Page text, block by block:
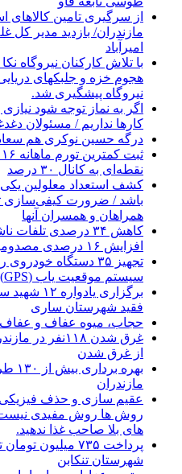
از سرگیری تامین کالاهای
مازندران/ بازدید مدیر کل
امیرآباد
با تلاش کارکنان نیروگاه
هجوم خزه و جلبکهای
نیروگاه پیشگیری شد.
اگر به نماز توجه شود نیازی
کارها نداریم / مسئولان
درگه حسین نوکری هم
نقطه‌ای به کانال ۳۰ درصد
کشف استعداد معلولین یکی
باشد / ضرورت کیفی‌سازی
همراهان و همسران آنها
کاهش ۳۴ درصدی
افزایش ۱۶ درصدی مصدومین حوادث ناشی از کار
تجهیز ۳۵ دستگاه
سیستم موقعیت یاب (GPS) در ساری
برگزاری
فقید شهرستان ساری
حجاب، میوه عفاف و
غرق شدن
از غرق شدن
مازندران
عقیم سازی و حذف
روش ها روش مفیدی نیست
های بلا صاحب غذا ندهید.
پرداخت ۷۳۵
شهرستان تنکابن